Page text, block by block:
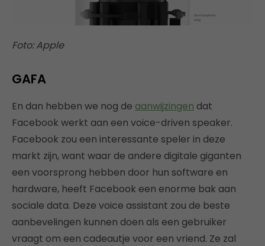
Foto: Apple
GAFA
En dan hebben we nog de aanwijzingen dat
Facebook werkt aan een voice-driven speaker.
Facebook zou een interessante speler in deze
markt zijn, want waar de andere digitale giganten
een voorsprong hebben door hun software en
hardware, heeft Facebook een enorme bak aan
sociale data. Deze voice assistant zou de beste
aanbevelingen kunnen doen als een gebruiker
vraagt om een cadeautje voor een vriend. Ze zal